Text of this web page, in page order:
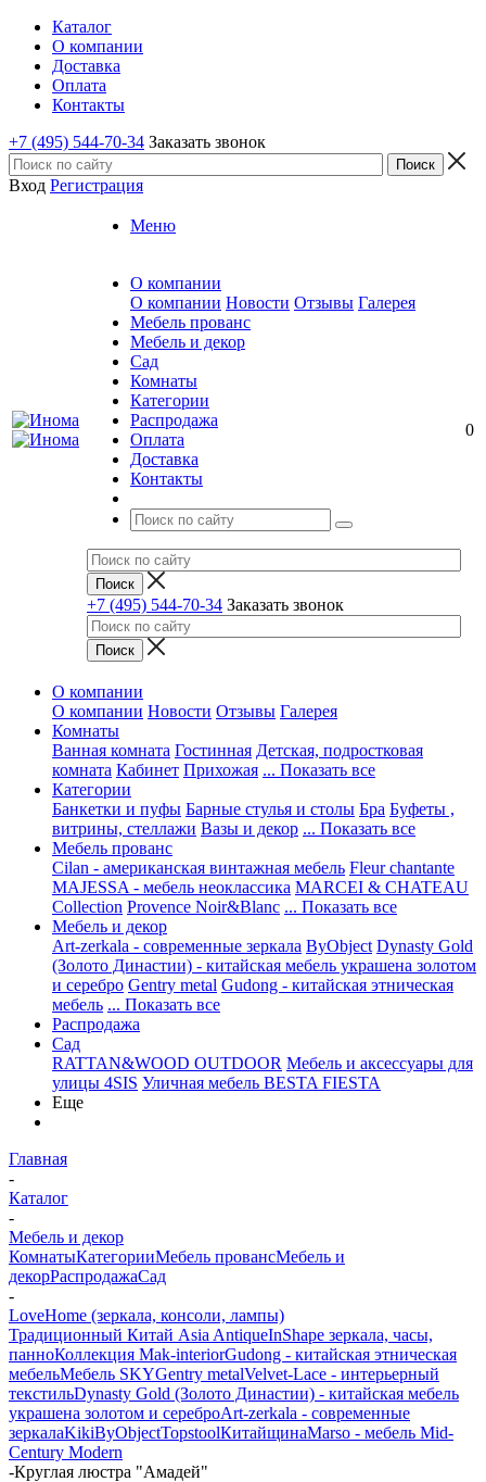
Каталог
О компании
Доставка
Оплата
Контакты
+7 (495) 544-70-34 Заказать звонок
Вход Регистрация
Меню
О компании
О компании Новости Отзывы Галерея
Мебель прованс
Мебель и декор
Сад
Комнаты
Категории
Распродажа
Оплата
Доставка
Контакты
+7 (495) 544-70-34 Заказать звонок
0
О компании
О компании Новости Отзывы Галерея
Комнаты
Ванная комната Гостинная Детская, подростковая
комната Кабинет Прихожая ... Показать все
Категории
Банкетки и пуфы Барные стулья и столы Бра Буфеты ,
витрины, стеллажи Вазы и декор ... Показать все
Мебель прованс
Cilan - американская винтажная мебель Fleur chantante
MAJESSA - мебель неоклассика MARCEI & CHATEAU
Collection Provence Noir&Blanc ... Показать все
Мебель и декор
Art-zerkala - современные зеркала ByObject Dynasty Gold
(Золото Династии) - китайская мебель украшена золотом
и серебро Gentry metal Gudong - китайская этническая
мебель ... Показать все
Распродажа
Сад
RATTAN&WOOD OUTDOOR Мебель и аксессуары для
улицы 4SIS Уличная мебель BESTA FIESTA
Еще
Главная
-
Каталог
-
Мебель и декор
КомнатыКатегорииМебель провансМебель и
декорРаспродажаСад
-
LoveHome (зеркала, консоли, лампы)
Традиционный Китай Asia AntiqueInShape зеркала, часы,
панноКоллекция Mak-interiorGudong - китайская этническая
мебельМебель SKYGentry metalVelvet-Lace - интерьерный
текстильDynasty Gold (Золото Династии) - китайская мебель
украшена золотом и сереброArt-zerkala - современные
зеркалаKikiByObjectTopstoolКитайщинаMarso - мебель Mid-
Century Modern
-Круглая люстра "Амадей"